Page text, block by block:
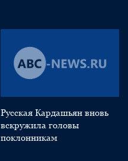
Русская Кардашьян вновь
вскружила головы
поклонникам